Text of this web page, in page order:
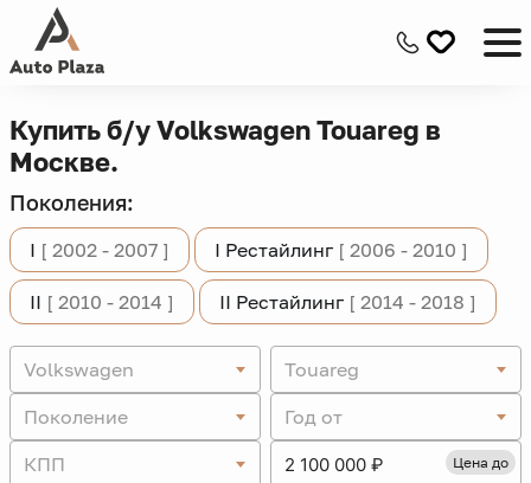
Купить б/у Volkswagen Touareg в
Москве.
Поколения:
I [ 2002 - 2007 ] I Рестайлинг [ 2006 - 2010 ]
II [ 2010 - 2014 ] II Рестайлинг [ 2014 - 2018 ]
Volkswagen
Touareg
Поколение
Год от
КПП
Цена до